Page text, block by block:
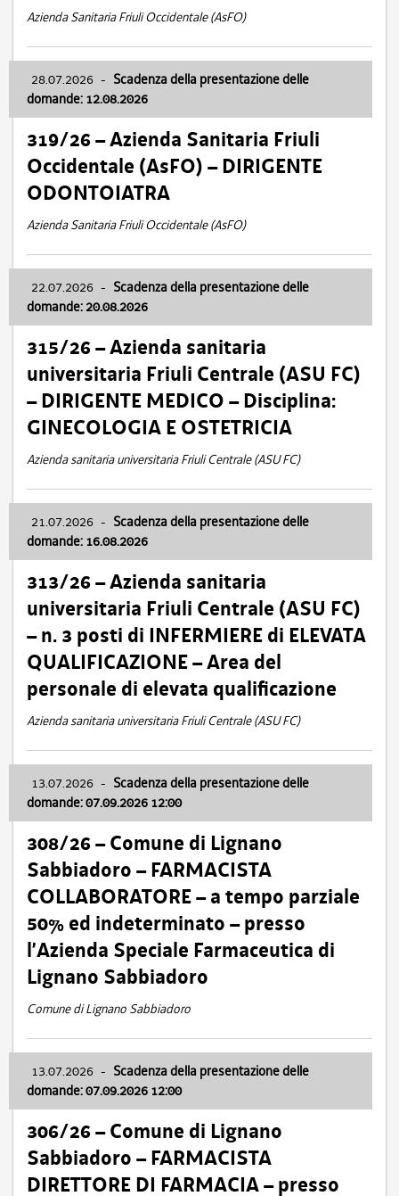
Azienda Sanitaria Friuli Occidentale (AsFO)
28.07.2026 - Scadenza della presentazione delle
domande: 12.08.2026
319/26 – Azienda Sanitaria Friuli
Occidentale (AsFO) – DIRIGENTE
ODONTOIATRA
Azienda Sanitaria Friuli Occidentale (AsFO)
22.07.2026 - Scadenza della presentazione delle
domande: 20.08.2026
315/26 – Azienda sanitaria
universitaria Friuli Centrale (ASU FC)
– DIRIGENTE MEDICO – Disciplina:
GINECOLOGIA E OSTETRICIA
Azienda sanitaria universitaria Friuli Centrale (ASU FC)
21.07.2026 - Scadenza della presentazione delle
domande: 16.08.2026
313/26 – Azienda sanitaria
universitaria Friuli Centrale (ASU FC)
– n. 3 posti di INFERMIERE di ELEVATA
QUALIFICAZIONE – Area del
personale di elevata qualificazione
Azienda sanitaria universitaria Friuli Centrale (ASU FC)
13.07.2026 - Scadenza della presentazione delle
domande: 07.09.2026 12:00
308/26 – Comune di Lignano
Sabbiadoro – FARMACISTA
COLLABORATORE – a tempo parziale
50% ed indeterminato – presso
l’Azienda Speciale Farmaceutica di
Lignano Sabbiadoro
Comune di Lignano Sabbiadoro
13.07.2026 - Scadenza della presentazione delle
domande: 07.09.2026 12:00
306/26 – Comune di Lignano
Sabbiadoro – FARMACISTA
DIRETTORE DI FARMACIA – presso